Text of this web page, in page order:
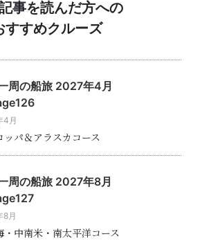
事を読んだ方への
すすめクルーズ
周の船旅 2027年4月
4月
ッパ＆アラスカコース
周の船旅 2027年8月
8月
・中南米・南太平洋コース